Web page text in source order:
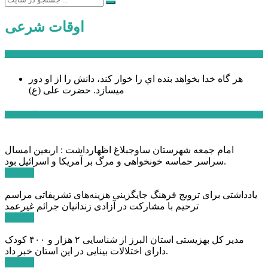
اوقات شرعی
هر گاه خدا بخواهد بنده اي را خوار كند، دانش را از او دور
میسازد. حضرت علی (ع)
امام جمعه شهرستان ساوجبلاغ اظهارداشت : اربعین امسال
سراسر حماسه خونخواهی و مرگ بر آمریکا و اسرائیل بود.
یادداشتی برای ترویج فرهنگ جایگزینی هزینه‌های تشریفاتی مراسم
ترحیم با مشارکت در آزادی زندانیان جرائم غیرعمد
مدیر کل بهزیستی استان البرز از شناسایی ۲ هزار و ۴۰۰ کودک
دارای اختلالات بینایی در این استان خبر داد.